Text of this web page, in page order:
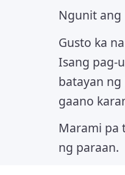
Ngunit ang
Gusto ka
Isang pag-
batayan
gaano
Marami pa
ng paraan.